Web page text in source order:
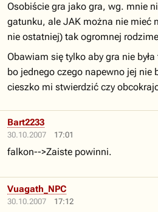
Osobiście gra jako gra, wg. mnie
gatunku, ale JAK można nie mieć
nie ostatniej) tak ogromnej
Obawiam się tylko aby gra nie
bo jednego czego napewno jej
cieszko mi stwierdzić czy
30.10.2007 17:01
Bart2233
falkon-->Zaiste powinni.
30.10.2007 17:12
Vuagath_NPC